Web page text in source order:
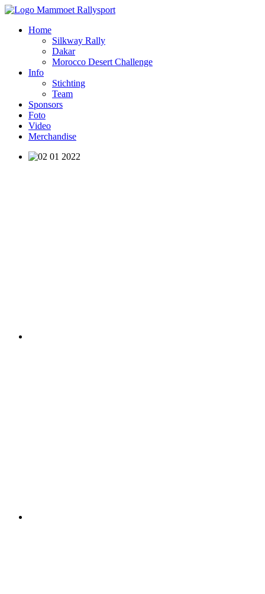
Home
Silkway Rally
Dakar
Morocco Desert Challenge
Info
Stichting
Team
Sponsors
Foto
Video
Merchandise